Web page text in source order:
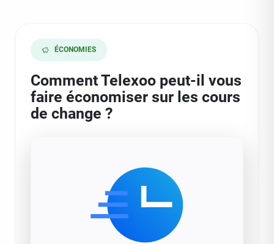
ÉCONOMIES
Comment Telexoo peut-il vous
faire économiser sur les cours
de change ?